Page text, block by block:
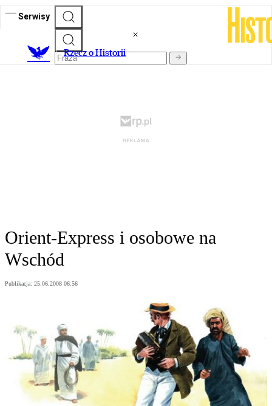
Serwisy
Rzecz o Historii
Orient-Express i osobowe na
Wschód
Publikacja: 25.06.2008 06:56